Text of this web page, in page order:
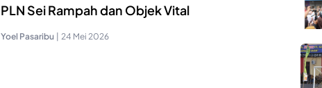
PLN Sei Rampah dan Objek Vital
Yoel Pasaribu 24 Mei 2026